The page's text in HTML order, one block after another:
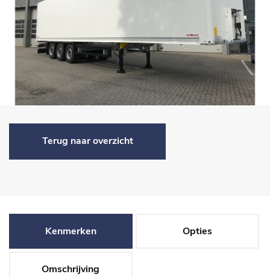
Terug naar overzicht
Kenmerken Opties
Omschrijving